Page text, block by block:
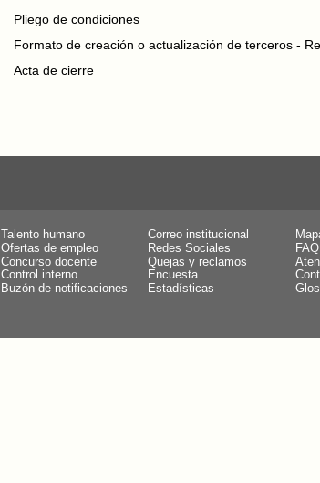
Pliego de condiciones
Formato de creación o actualización de terceros -
Acta de cierre
Talento humano
Ofertas de empleo
Concurso docente
Control interno
Buzón de notificaciones
Correo institucional
Redes Sociales
FAQ
Quejas y reclamos
Encuesta
Estadísticas